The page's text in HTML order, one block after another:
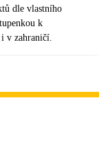
dle vlastního
k
i v zahraničí.